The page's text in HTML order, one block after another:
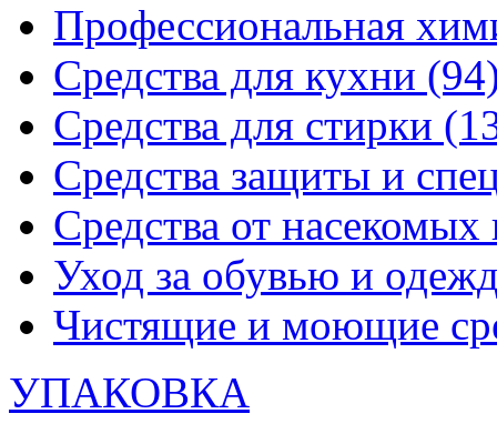
Профессиональная
Средства для кухни
Средства для стирки
Средства защиты и
Средства от
Уход за обувью и
Чистящие и моющие
УПАКОВКА